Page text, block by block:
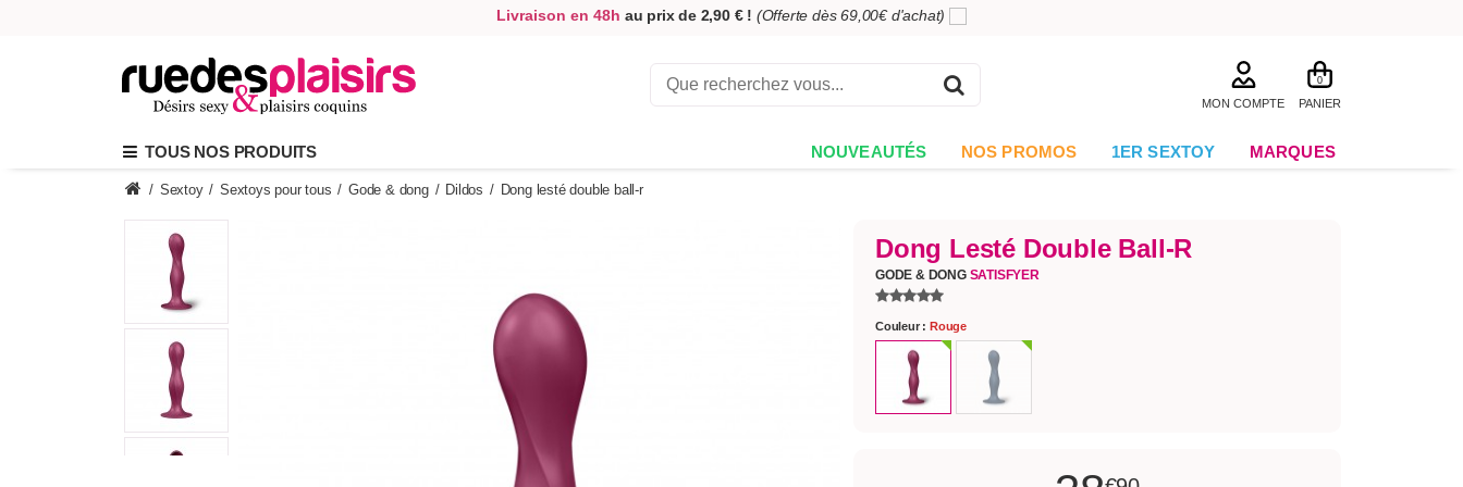
Livraison en 48h au prix de 2,90 € ! (Offerte dès 69,00€ d'achat)
MON COMPTE
0
PANIER
TOUS NOS PRODUITS NOUVEAUTÉS NOS PROMOS 1ER SEXTOY MARQUES
/ Sextoy / Sextoys pour tous / Gode & dong / Dildos / Dong lesté double ball-r
Dong Lesté Double Ball-R
GODE & DONG SATISFYER
Couleur : Rouge